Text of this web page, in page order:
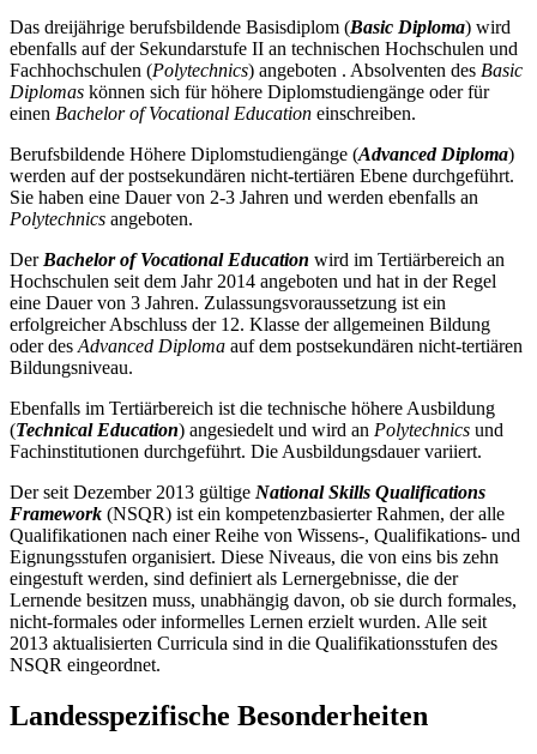
Das dreijährige berufsbildende Basisdiplom (Basic Diploma) wird
ebenfalls auf der Sekundarstufe II an technischen Hochschulen und
Fachhochschulen (Polytechnics) angeboten . Absolventen des Basic
Diplomas können sich für höhere Diplomstudiengänge oder für
einen Bachelor of Vocational Education einschreiben.
Berufsbildende Höhere Diplomstudiengänge (Advanced Diploma)
werden auf der postsekundären nicht-tertiären Ebene durchgeführt.
Sie haben eine Dauer von 2-3 Jahren und werden ebenfalls an
Polytechnics angeboten.
Der Bachelor of Vocational Education wird im Tertiärbereich an
Hochschulen seit dem Jahr 2014 angeboten und hat in der Regel
eine Dauer von 3 Jahren. Zulassungsvoraussetzung ist ein
erfolgreicher Abschluss der 12. Klasse der allgemeinen Bildung
oder des Advanced Diploma auf dem postsekundären nicht-tertiären
Bildungsniveau.
Ebenfalls im Tertiärbereich ist die technische höhere Ausbildung
(Technical Education) angesiedelt und wird an Polytechnics und
Fachinstitutionen durchgeführt. Die Ausbildungsdauer variiert.
Der seit Dezember 2013 gültige National Skills Qualifications
Framework (NSQR) ist ein kompetenzbasierter Rahmen, der alle
Qualifikationen nach einer Reihe von Wissens-, Qualifikations- und
Eignungsstufen organisiert. Diese Niveaus, die von eins bis zehn
eingestuft werden, sind definiert als Lernergebnisse, die der
Lernende besitzen muss, unabhängig davon, ob sie durch formales,
nicht-formales oder informelles Lernen erzielt wurden. Alle seit
2013 aktualisierten Curricula sind in die Qualifikationsstufen des
NSQR eingeordnet.
Landesspezifische Besonderheiten